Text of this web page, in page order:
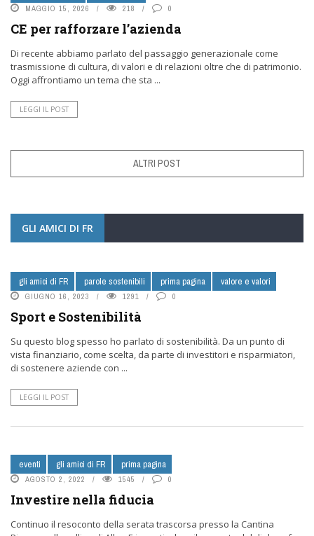
MAGGIO 15, 2026 218 0
CE per rafforzare l’azienda
Di recente abbiamo parlato del passaggio generazionale come
trasmissione di cultura, di valori e di relazioni oltre che di patrimonio.
Oggi affrontiamo un tema che sta ...
LEGGI IL POST
ALTRI POST
GLI AMICI DI FR
gli amici di FR parole sostenibili prima pagina valore e valori
GIUGNO 16, 2023 1291 0
Sport e Sostenibilità
Su questo blog spesso ho parlato di sostenibilità. Da un punto di
vista finanziario, come scelta, da parte di investitori e risparmiatori,
di sostenere aziende con ...
LEGGI IL POST
eventi gli amici di FR prima pagina
AGOSTO 2, 2022 1545 0
Investire nella fiducia
Continuo il resoconto della serata trascorsa presso la Cantina